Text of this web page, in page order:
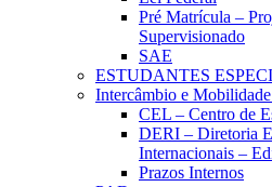
Pré Matrícula –
Supervisionado
SAE
ESTUDANTES
Intercâmbio e
CEL – Centro de
DERI – Diretoria
Internacionais –
Prazos Internos